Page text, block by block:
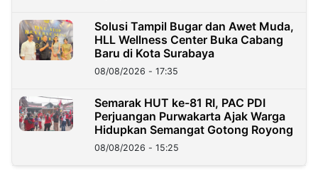
Solusi Tampil Bugar dan Awet Muda,
HLL Wellness Center Buka Cabang
Baru di Kota Surabaya
08/08/2026 - 17:35
Semarak HUT ke-81 RI, PAC PDI
Perjuangan Purwakarta Ajak Warga
Hidupkan Semangat Gotong Royong
08/08/2026 - 15:25